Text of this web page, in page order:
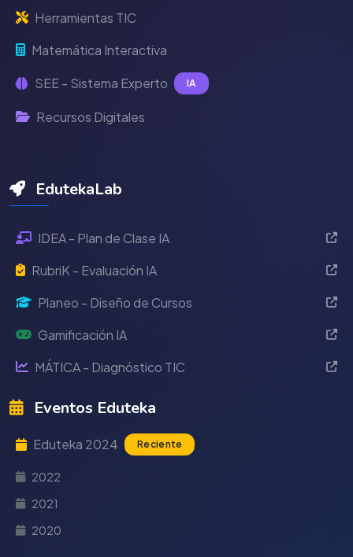
Herramientas TIC
Matemática Interactiva
SEE - Sistema Experto IA
Recursos Digitales
EdutekaLab
IDEA - Plan de Clase IA
RubriK - Evaluación IA
Planeo - Diseño de Cursos
Gamificación IA
MÁTICA - Diagnóstico TIC
Eventos Eduteka
Eduteka 2024 Reciente
2022
2021
2020